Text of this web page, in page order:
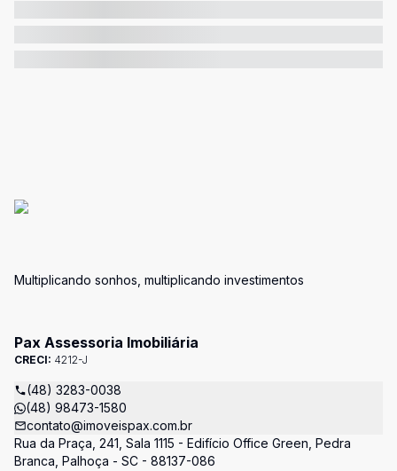
Multiplicando sonhos, multiplicando investimentos
Pax Assessoria Imobiliária
CRECI: 4212-J
(48) 3283-0038
(48) 98473-1580
contato@imoveispax.com.br
Rua da Praça, 241, Sala 1115 - Edifício Office Green, Pedra
Branca, Palhoça - SC - 88137-086